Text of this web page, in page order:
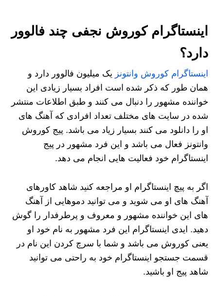
اینستاگرام کوروش نجفی چند فالوور
دارد؟
اینستاگرام کوروش وانتونز یک میلیون فالوور دارد و
همان طور که ذکر شده است افراد بسیار زیادی این
خواننده مشهور را دنبال می کنند و طبق اطلاعات منتشر
شده در سایت های مختلف تعداد افرادی که آهنگ های
او را دانلود می کنند بسیار زیاد می باشد. پیج کوروش
وانتونز فعال می باشد و این فرد مشهور در‌ پیج
اینستاگرام خود فعالیت هایی انجام می دهد.
اگر به پیچ اینستاگرام او مراجعه کنید شاهد کاورهای
آهنگ های او می شوید و می توانید دموهایی از آهنگ
های این خواننده مشهور و معروف و پرطرفدار را گوش
دهید. ایدی اینستاگرام این فرد مشهور به نام خود او
یعنی کوروش می باشد و شما با سرچ کردن این نام در
قسمت جستجو اینستاگرام خود به راحتی می توانید
شاهد پیج او باشید.